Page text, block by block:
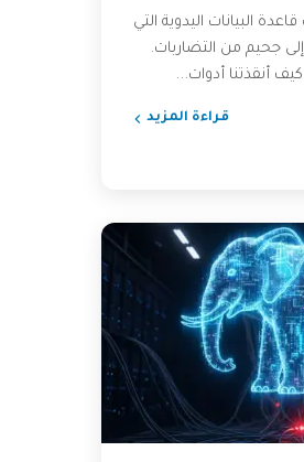
البيانات اليدوية التي
جحيم من التضاربات.
أنقذتنا أدوات...
قراءة المزيد